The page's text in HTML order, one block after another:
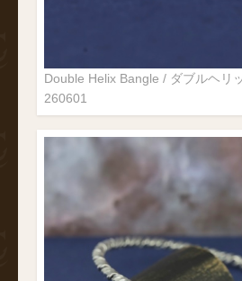
Double Helix Bangle / ダブルヘリ
260601